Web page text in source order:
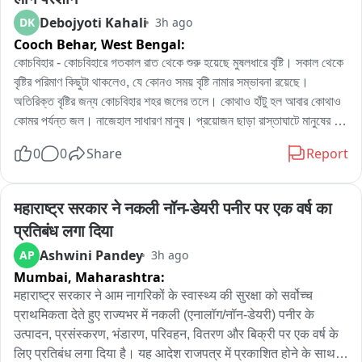
DK Debojyoti Kahali 3h ago
Cooch Behar, West Bengal:
কোচবিহার - কোচবিহারে গতকাল রাত থেকে শুরু হয়েছে মুষলধারে বৃষ্টি। সকাল থেকে
বৃষ্টির পরিমাণ কিছুটা থাকলেও, যে কোনও সময় বৃষ্টি নামার সম্ভাবনা রয়েছে।
অতিরিক্ত বৃষ্টির জন্য কোচবিহার শহর জলের তলে। কোথাও হাঁটু হল আবার কোথাও
কোমর পর্যন্ত জল। নাজেহাল সাধারণ মানুষ। প্রয়োজন ছাড়া রাস্তাঘাটে মানুষের
মানুষ।
0 0 Share Report
महाराष्ट्र सरकार ने नकली नॉन-डेयरी पनीर पर एक वर्ष का
प्रतिबंध लगा दिया
AP Ashwini Pandey 3h ago
Mumbai, Maharashtra:
महाराष्ट्र सरकार ने आम नागरिकों के स्वास्थ्य की सुरक्षा को सर्वोच्च
प्राथमिकता देते हुए राज्यभर में नकली (एनालॉग/नॉन-डेयरी) पनीर के
उत्पादन, प्रसंस्करण, भंडारण, परिवहन, वितरण और बिक्री पर एक वर्ष के
लिए प्रतिबंध लगा दिया है। यह आदेश राजपत्र में प्रकाशित होने के साथ ही